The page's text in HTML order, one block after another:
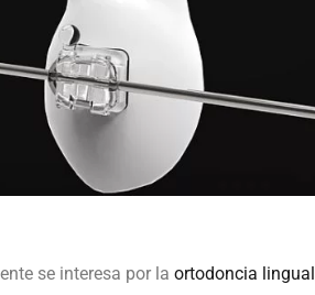
se interesa por la ortodoncia lingual